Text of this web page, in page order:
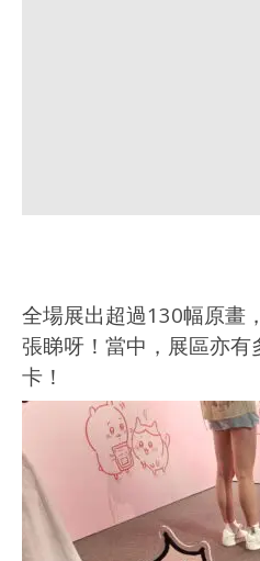
全場展出超過130幅原畫
張睇呀！當中，展區亦
卡！